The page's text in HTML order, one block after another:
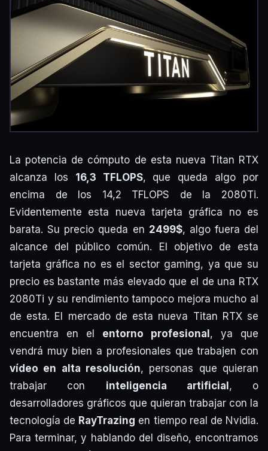
La potencia de cómputo de esta nueva Titan RTX
alcanza los 16,3 TFLOPS, que queda algo por
encima de los 14,2 TFLOPS de la 2080Ti.
Evidentemente esta nueva tarjeta gráfica no es
barata. Su precio queda en 2499$, algo fuera del
alcance del público común. El objetivo de esta
tarjeta gráfica no es el sector gaming, ya que su
precio es bastante más elevado que el de una RTX
2080Ti y su rendimiento tampoco mejora mucho al
de esta. El mercado de esta nueva Titan RTX se
encuentra en el entorno profesional, ya que
vendrá muy bien a profesionales que trabajen con
vídeo en alta resolución, personas que quieran
trabajar con inteligencia artificial, o
desarrolladores gráficos que quieran trabajar con la
tecnología de RayTrazing en tiempo real de Nvidia.
Para terminar, y hablando del diseño, encontramos